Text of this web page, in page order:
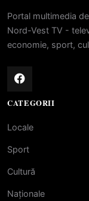
Portal multimedia
Nord-Vest TV -
economie, sport,
CATEGORII
Locale
Sport
Cultură
Naționale